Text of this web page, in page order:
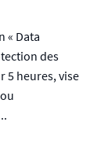
« Data
des
5 heures, vise